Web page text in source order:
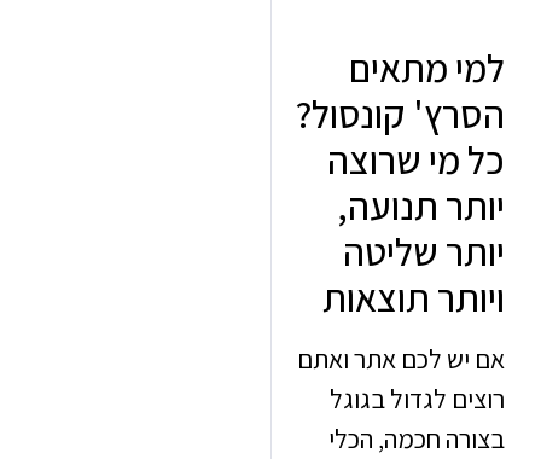
מתאים
קונסול?
שרוצה
תנועה,
שליטה
תוצאות
לכם אתר ואתם
לגדול בגוגל
חכמה, הכלי